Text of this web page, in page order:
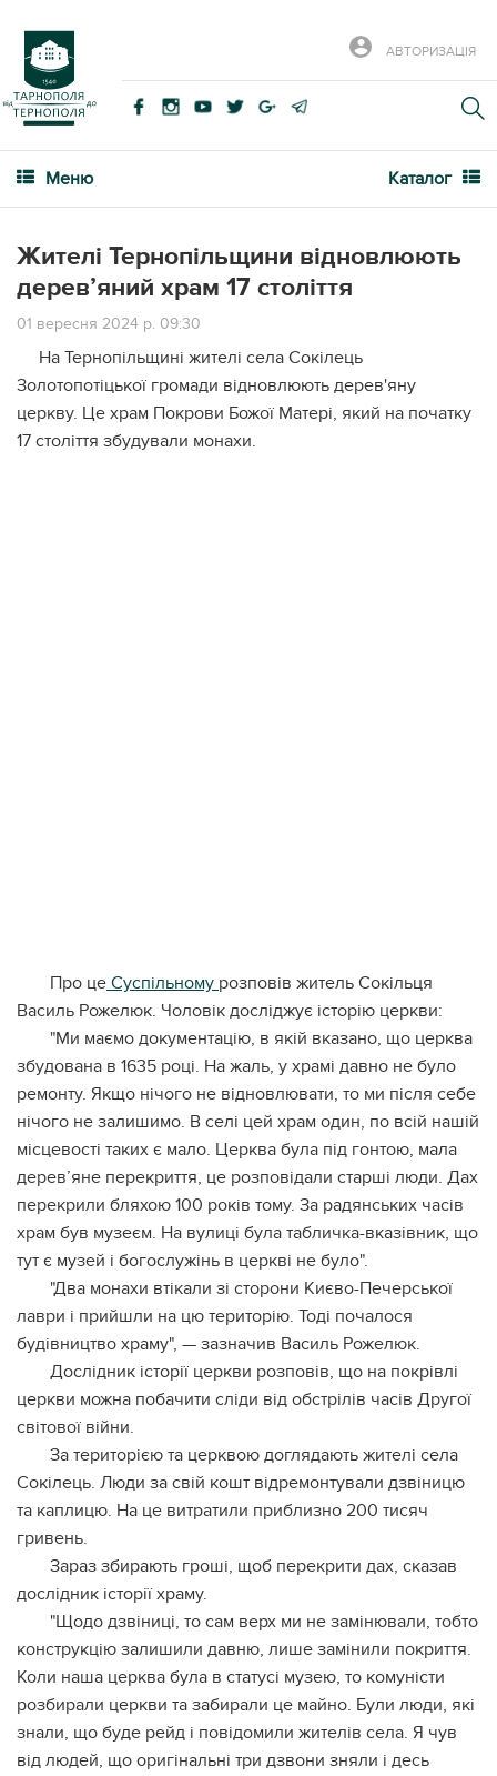
АВТОРИЗАЦІЯ
Меню Каталог
Жителі Тернопільщини відновлюють
дерев’яний храм 17 століття
01 вересня 2024 р. 09:30
На Тернопільщині жителі села Сокілець
Золотопотіцької громади відновлюють дерев'яну
церкву. Це храм Покрови Божої Матері, який на початку
17 століття збудували монахи.
Про це Суспільному розповів житель Сокільця
Василь Рожелюк. Чоловік досліджує історію церкви:
"Ми маємо документацію, в якій вказано, що церква
збудована в 1635 році. На жаль, у храмі давно не було
ремонту. Якщо нічого не відновлювати, то ми після себе
нічого не залишимо. В селі цей храм один, по всій нашій
місцевості таких є мало. Церква була під гонтою, мала
дерев’яне перекриття, це розповідали старші люди. Дах
перекрили бляхою 100 років тому. За радянських часів
храм був музеєм. На вулиці була табличка-вказівник, що
тут є музей і богослужінь в церкві не було".
"Два монахи втікали зі сторони Києво-Печерської
лаври і прийшли на цю територію. Тоді почалося
будівництво храму", — зазначив Василь Рожелюк.
Дослідник історії церкви розповів, що на покрівлі
церкви можна побачити сліди від обстрілів часів Другої
світової війни.
За територією та церквою доглядають жителі села
Сокілець. Люди за свій кошт відремонтували дзвіницю
та каплицю. На це витратили приблизно 200 тисяч
гривень.
Зараз збирають гроші, щоб перекрити дах, сказав
дослідник історії храму.
"Щодо дзвіниці, то сам верх ми не замінювали, тобто
конструкцію залишили давню, лише замінили покриття.
Коли наша церква була в статусі музею, то комуністи
розбирали церкви та забирали це майно. Були люди, які
знали, що буде рейд і повідомили жителів села. Я чув
від людей, що оригінальні три дзвони зняли і десь